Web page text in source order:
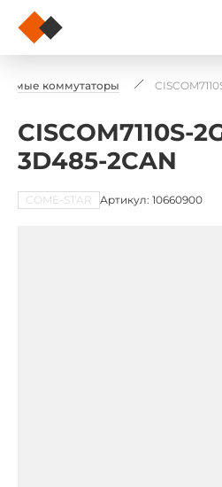
коммутаторы
CISCOM7110S-
3D485-2CAN
COME-STAR Артикул: 10660900